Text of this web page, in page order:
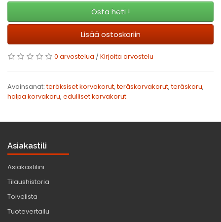
Osta heti !
Lisää ostoskoriin
0 arvostelua /Kirjoita arvostelu
Avainsanat:teräksiset korvakorut,teräskorvakorut,teräskoru,
halpa korvakoru, edulliset korvakorut
Asiakastili
Asiakastilini
Tilaushistoria
Toivelista
Tuotevertailu